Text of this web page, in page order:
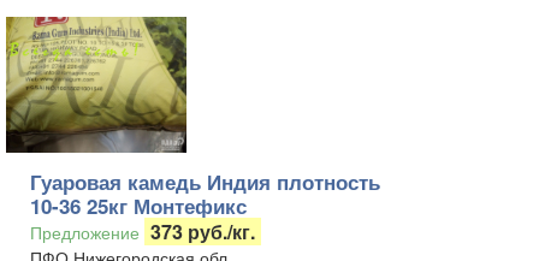
Гуаровая камедь Индия плотность
10-36 25кг Монтефикс
Предложение 373 руб./кг.